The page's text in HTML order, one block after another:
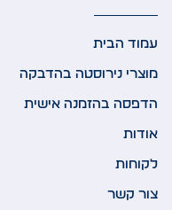
עמוד הבית
מוצרי נירוסטה בהדבקה
הדפסה בהזמנה אישית
אודות
לקוחות
צור קשר